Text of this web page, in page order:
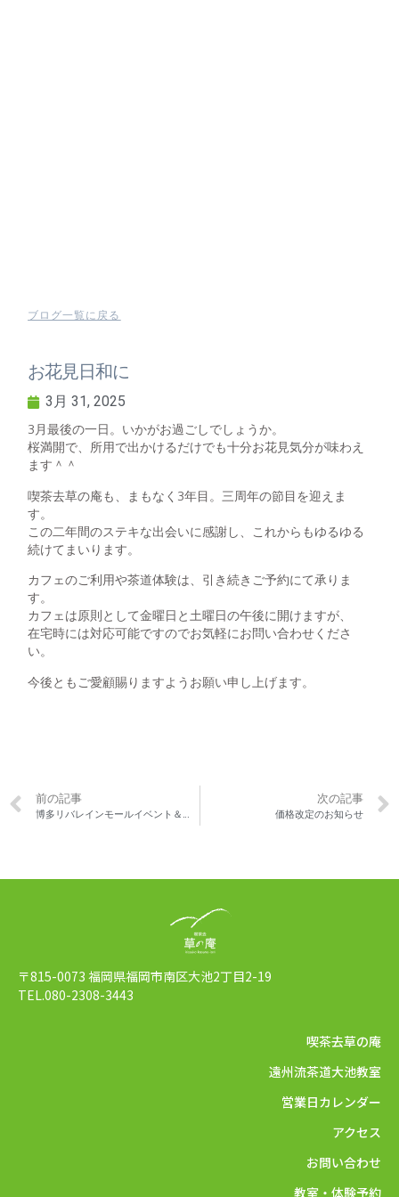
ブログ一覧に戻る
お花見日和に
3月 31, 2025
3月最後の一日。いかがお過ごしでしょうか。
桜満開で、所用で出かけるだけでも十分お花見気分が味わえ
ます＾＾
喫茶去草の庵も、まもなく3年目。三周年の節目を迎えま
す。
この二年間のステキな出会いに感謝し、これからもゆるゆる
続けてまいります。
カフェのご利用や茶道体験は、引き続きご予約にて承りま
す。
カフェは原則として金曜日と土曜日の午後に開けますが、
在宅時には対応可能ですのでお気軽にお問い合わせくださ
い。
今後ともご愛顧賜りますようお願い申し上げます。
前の記事 次の記事
価格改定のお知らせ
〒815-0073 福岡県福岡市南区大池2丁目2-19
TEL.080-2308-3443
喫茶去草の庵
遠州流茶道大池教室
営業日カレンダー
アクセス
お問い合わせ
教室・体験予約